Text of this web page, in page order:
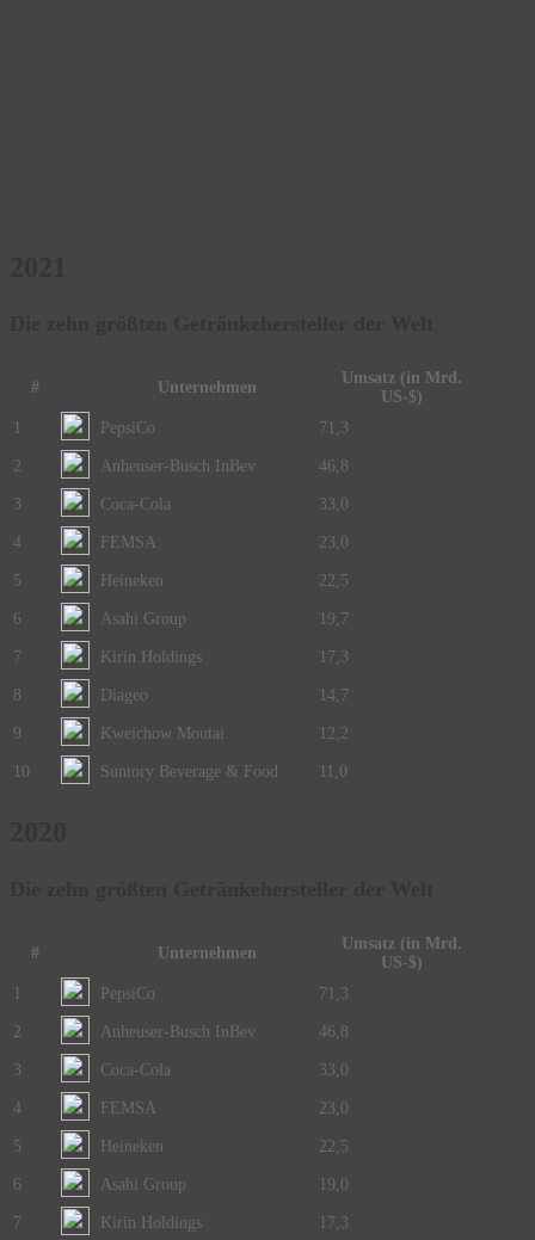
# Unternehmen
Umsatz (in Mrd.
US-$)
PepsiCo 71,3
2 Anheuser-Busch InBev 46,8
3 Coca-Cola 33,0
4 FEMSA 23,0
5 Heineken 22,5
6 Asahi Group 19,7
7 Kirin Holdings 17,3
8 Diageo 14,7
9 Kweichow Moutai 12,2
10 Suntory Beverage & Food 11,0
# Unternehmen
Umsatz (in Mrd.
US-$)
PepsiCo 71,3
2 Anheuser-Busch InBev 46,8
3 Coca-Cola 33,0
4 FEMSA 23,0
5 Heineken 22,5
6 Asahi Group 19,0
7 Kirin Holdings 17,3